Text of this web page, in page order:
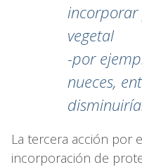
incorporar
vegetal
-por
nueces,
La tercera acción por
incorporación de